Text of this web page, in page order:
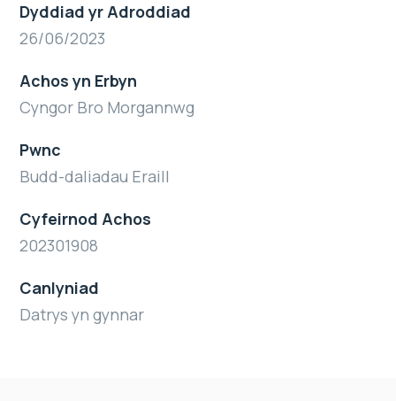
Dyddiad yr Adroddiad
26/06/2023
Achos yn Erbyn
Cyngor Bro Morgannwg
Pwnc
Budd-daliadau Eraill
Cyfeirnod Achos
202301908
Canlyniad
Datrys yn gynnar